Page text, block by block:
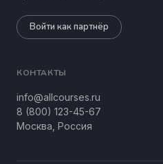
Войти как партнёр
КОНТАКТЫ
info@allcourses.ru
8 (800) 123-45-67
Москва, Россия